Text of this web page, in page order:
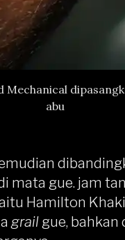
Mechanical
abu
mata gue. jam
Hamilton
grailgue, bahkan